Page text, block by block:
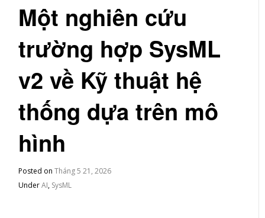
Một nghiên cứu
trường hợp SysML
v2 về Kỹ thuật hệ
thống dựa trên mô
hình
Posted onTháng 5 21, 2026
UnderAI, SysML